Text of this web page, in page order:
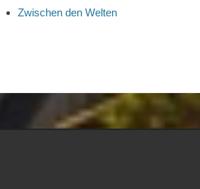
Zwischen den Welten